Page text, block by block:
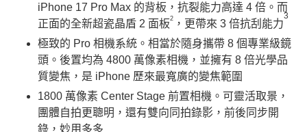
iPhone 17 Pro Max 的背板，抗裂能力高達 4 倍。而
正面的全新超瓷晶盾 2 面板2 ，更帶來 3 倍抗刮能力
3
極致的 Pro 相機系統。相當於隨身攜帶 8 個專業級鏡
頭。後置均為 4800 萬像素相機，並擁有 8 倍光學品
質變焦，是 iPhone 歷來最寬廣的變焦範圍
1800 萬像素 Center Stage 前置相機。可靈活取景，
團體自拍更聰明，還有雙向同拍錄影，前後同步開
錄，妙用多多